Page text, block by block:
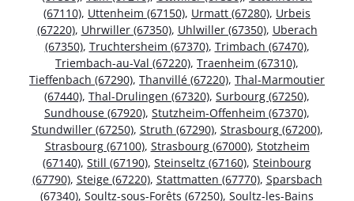
(67110), Uttenheim (67150), Urmatt (67280), Urbeis
(67220), Uhrwiller (67350), Uhlwiller (67350), Uberach
(67350), Truchtersheim (67370), Trimbach (67470),
Triembach-au-Val (67220), Traenheim (67310),
Tieffenbach (67290), Thanvillé (67220), Thal-Marmoutier
(67440), Thal-Drulingen (67320), Surbourg (67250),
Sundhouse (67920), Stutzheim-Offenheim (67370),
Stundwiller (67250), Struth (67290), Strasbourg (67200),
Strasbourg (67100), Strasbourg (67000), Stotzheim
(67140), Still (67190), Steinseltz (67160), Steinbourg
(67790), Steige (67220), Stattmatten (67770), Sparsbach
(67340), Soultz-sous-Forêts (67250), Soultz-les-Bains